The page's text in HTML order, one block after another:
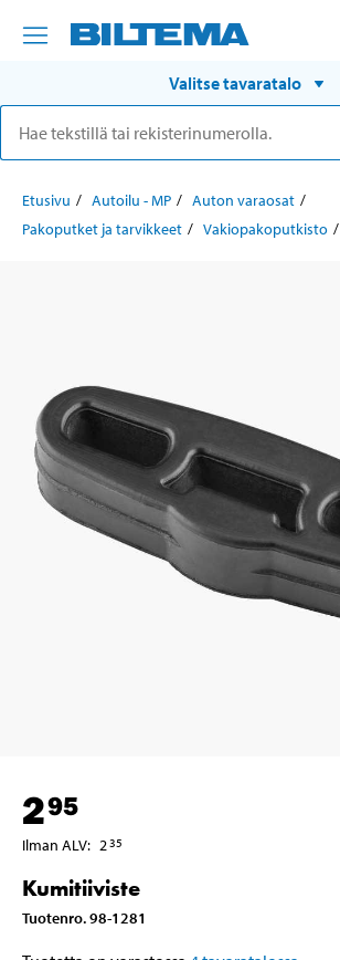
Valitse tavaratalo
Etusivu Autoilu - MP
Auton varaosat
Pakoputket ja tarvikkeet
Vakiopakoputkisto
295
Ilman ALV: 235
Kumitiiviste
Tuotenro.98-1281